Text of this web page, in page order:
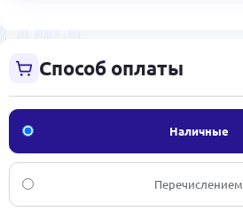
Способ оплаты
Наличные
Перечислением